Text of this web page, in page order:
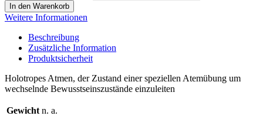
In den Warenkorb
Weitere Informationen
Beschreibung
Zusätzliche Information
Produktsicherheit
Holotropes Atmen, der Zustand einer speziellen Atemübung um
wechselnde Bewusstseinszustände einzuleiten
Gewicht n. a.